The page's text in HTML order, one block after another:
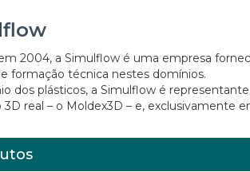
2004, a Simulflow é uma empresa
formação técnica nestes domínios.
dos plásticos, a Simulflow é
3D real – o Moldex3D – e, exclusivamente